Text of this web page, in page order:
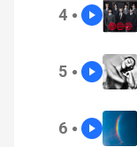
4 ●
5 ●
6 ●